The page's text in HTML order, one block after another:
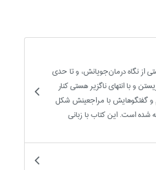
از نگاه درمان‌جويانش، و تا حدي
و با انتهاي ناگزير هستي كنار
و گفتگوهايش با مراجعينش شكل
شده است. اين كتاب با زباني